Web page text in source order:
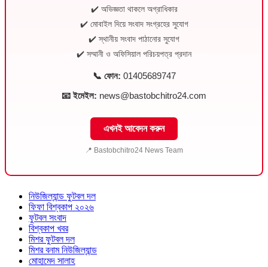
✔️ অভিজ্ঞতা থাকলে অগ্রাধিকার
✔️ মোবাইল দিয়ে সংবাদ সংগ্রহের সুযোগ
✔️ স্থানীয় সংবাদ পাঠানোর সুযোগ
✔️ সম্মানী ও অফিসিয়াল পরিচয়পত্র প্রদান
📞 ফোন: 01405689747
📧 ইমেইল: news@bastobchitro24.com
এখনই আবেদন করুন
📍 Bastobchitro24 News Team
নিউজিল্যান্ড ফুটবল দল
ফিফা বিশ্বকাপ ২০২৬
ফুটবল সংবাদ
বিশ্বকাপ খবর
মিশর ফুটবল দল
মিশর বনাম নিউজিল্যান্ড
মোহামেদ সালাহ